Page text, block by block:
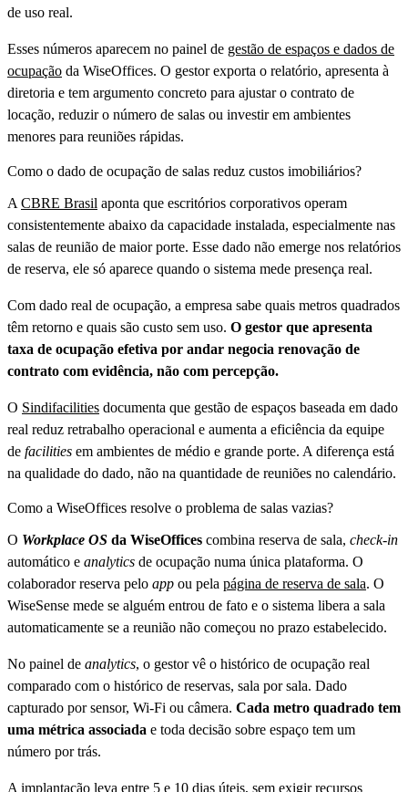
de uso real.
Esses números aparecem no painel de gestão de espaços e dados de
ocupação da WiseOffices. O gestor exporta o relatório, apresenta à
diretoria e tem argumento concreto para ajustar o contrato de
locação, reduzir o número de salas ou investir em ambientes
menores para reuniões rápidas.
Como o dado de ocupação de salas reduz custos imobiliários?
A CBRE Brasil aponta que escritórios corporativos operam
consistentemente abaixo da capacidade instalada, especialmente nas
salas de reunião de maior porte. Esse dado não emerge nos relatórios
de reserva, ele só aparece quando o sistema mede presença real.
Com dado real de ocupação, a empresa sabe quais metros quadrados
têm retorno e quais são custo sem uso. O gestor que apresenta
taxa de ocupação efetiva por andar negocia renovação de
contrato com evidência, não com percepção.
O Sindifacilities documenta que gestão de espaços baseada em dado
real reduz retrabalho operacional e aumenta a eficiência da equipe
de facilities em ambientes de médio e grande porte. A diferença está
na qualidade do dado, não na quantidade de reuniões no calendário.
Como a WiseOffices resolve o problema de salas vazias?
O Workplace OS da WiseOffices combina reserva de sala, check-in
automático e analytics de ocupação numa única plataforma. O
colaborador reserva pelo app ou pela página de reserva de sala. O
WiseSense mede se alguém entrou de fato e o sistema libera a sala
automaticamente se a reunião não começou no prazo estabelecido.
No painel de analytics, o gestor vê o histórico de ocupação real
comparado com o histórico de reservas, sala por sala. Dado
capturado por sensor, Wi-Fi ou câmera. Cada metro quadrado tem
uma métrica associada e toda decisão sobre espaço tem um
número por trás.
A implantação leva entre 5 e 10 dias úteis, sem exigir recursos